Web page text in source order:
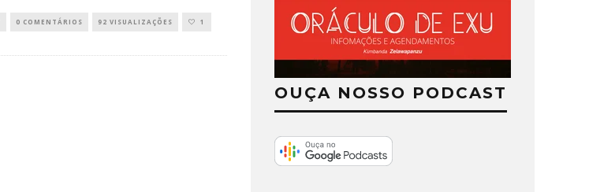
0 COMENTÁRIOS 92 VISUALIZAÇÕES 1
OUÇA NOSSO PODCAST